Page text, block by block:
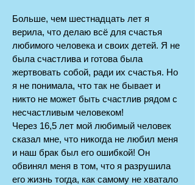
Больше, чем шестнадцать лет я
верила, что делаю всё для счастья
любимого человека и своих детей. Я не
была счастлива и готова была
жертвовать собой, ради их счастья. Но
я не понимала, что так не бывает и
никто не может быть счастлив рядом с
несчастливым человеком!
Через 16,5 лет мой любимый человек
сказал мне, что никогда не любил меня
и наш брак был его ошибкой! Он
обвинял меня в том, что я разрушила
его жизнь тогда, как самому не хватало